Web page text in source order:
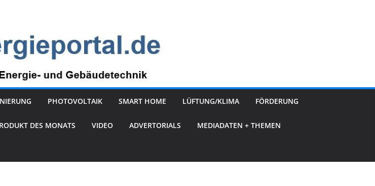
PHOTOVOLTAIK SMART HOME LÜFTUNG/KLIMA FÖRDERUNG
DES MONATS VIDEO ADVERTORIALS MEDIADATEN + THEMEN